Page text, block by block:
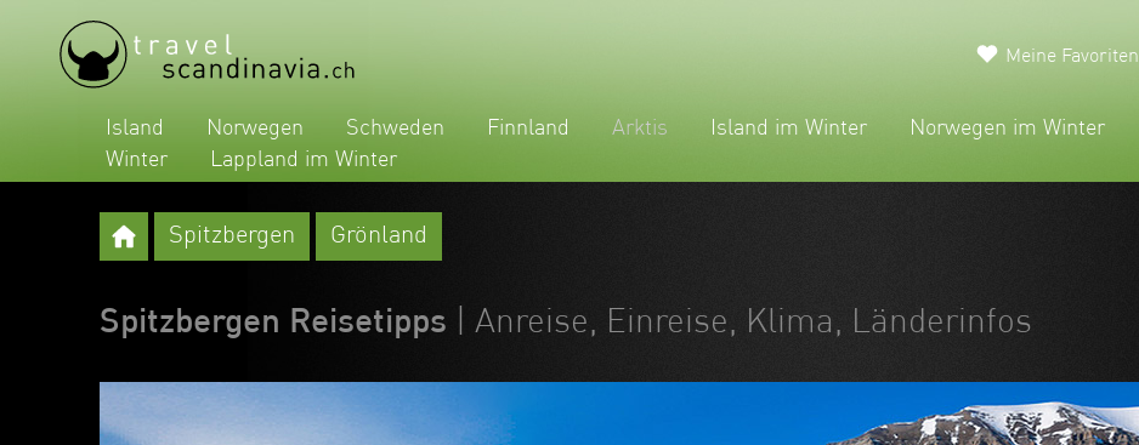
Island Norwegen Schweden Finnland Arktis Island im Winter Norwegen im Winter
Winter
Lappland im Winter
Meine Favoriten
Spitzbergen Grönland
Spitzbergen Reisetipps | Anreise, Einreise, Klima, Länderinfos